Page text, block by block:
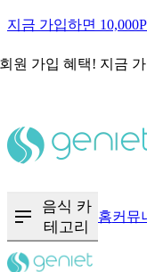
지금 가입하면
원 가입 혜택! 지금
음식 카
테고리
홈커뮤